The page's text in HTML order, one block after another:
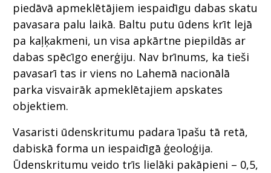
piedāvā apmeklētājiem iespaidīgu dabas skatu
pavasara palu laikā. Baltu putu ūdens krīt lejā
pa kaļķakmeni, un visa apkārtne piepildās ar
dabas spēcīgo enerģiju. Nav brīnums, ka tieši
pavasarī tas ir viens no Lahemā nacionālā
parka visvairāk apmeklētajiem apskates
objektiem.
Vasaristi ūdenskritumu padara īpašu tā retā,
dabiskā forma un iespaidīgā ģeoloģija.
Ūdenskritumu veido trīs lielāki pakāpieni – 0,5,